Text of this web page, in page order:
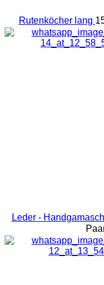
Rutenköcher lang
Leder -